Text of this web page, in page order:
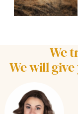
We
We will